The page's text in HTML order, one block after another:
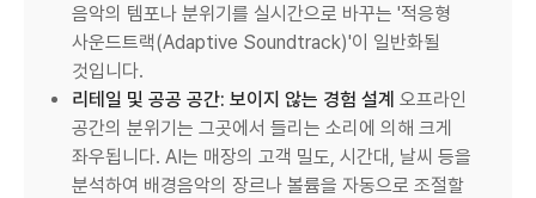
음악의 템포나 분위기를 실시간으로 바꾸는 '적응형
사운드트랙(Adaptive Soundtrack)'이 일반화될
것입니다.
리테일 및 공공 공간: 보이지 않는 경험 설계 오프라인
공간의 분위기는 그곳에서 들리는 소리에 의해 크게
좌우됩니다. AI는 매장의 고객 밀도, 시간대, 날씨 등을
분석하여 배경음악의 장르나 볼륨을 자동으로 조절할